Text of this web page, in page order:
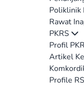
Poliklinik
Rawat
PKRS
Profil
Artikel
Profile